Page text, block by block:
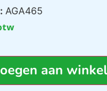
AGA465
aan